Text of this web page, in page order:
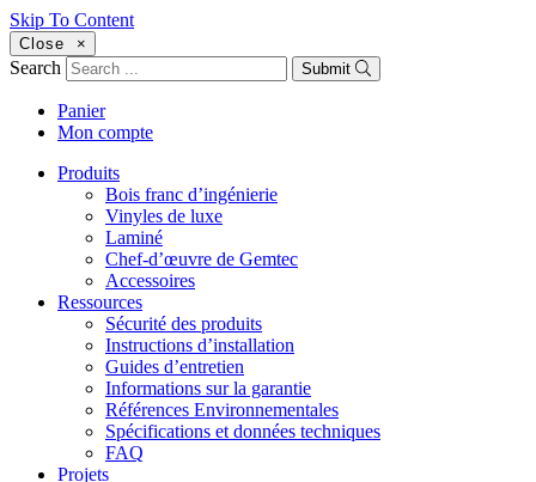
Skip To Content
Close ×
Search Submit
Panier
Mon compte
Produits
Bois franc d’ingénierie
Vinyles de luxe
Laminé
Chef-d’œuvre de Gemtec
Accessoires
Ressources
Sécurité des produits
Instructions d’installation
Guides d’entretien
Informations sur la garantie
Références Environnementales
Spécifications et données techniques
FAQ
Projets